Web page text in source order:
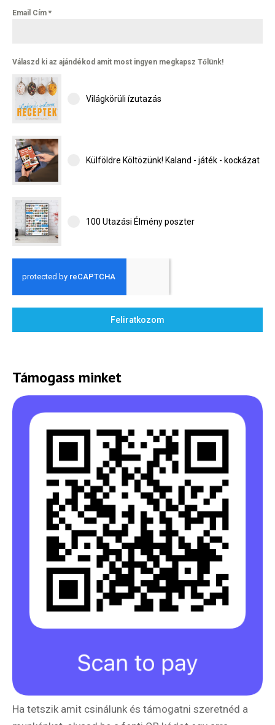
Email Cím *
Válaszd ki az ajándékod amit most ingyen megkapsz Tőlünk!
Világkörüli ízutazás
Külföldre Költözünk! Kaland - játék - kockázat
100 Utazási Élmény poszter
Feliratkozom
Támogass minket
Ha tetszik amit csinálunk és támogatni szeretnéd a